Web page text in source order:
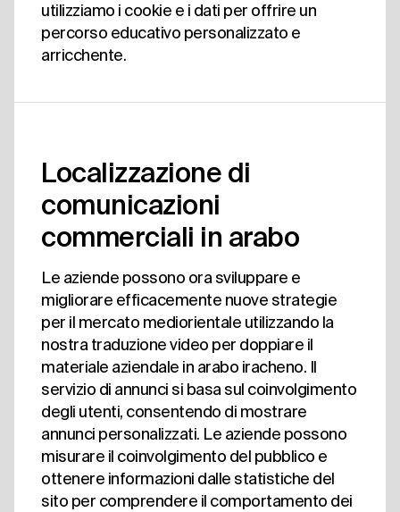
utilizziamo i cookie e i dati per offrire un
percorso educativo personalizzato e
arricchente.
Localizzazione di
comunicazioni
commerciali in arabo
Le aziende possono ora sviluppare e
migliorare efficacemente nuove strategie
per il mercato mediorientale utilizzando la
nostra traduzione video per doppiare il
materiale aziendale in arabo iracheno. Il
servizio di annunci si basa sul coinvolgimento
degli utenti, consentendo di mostrare
annunci personalizzati. Le aziende possono
misurare il coinvolgimento del pubblico e
ottenere informazioni dalle statistiche del
sito per comprendere il comportamento dei